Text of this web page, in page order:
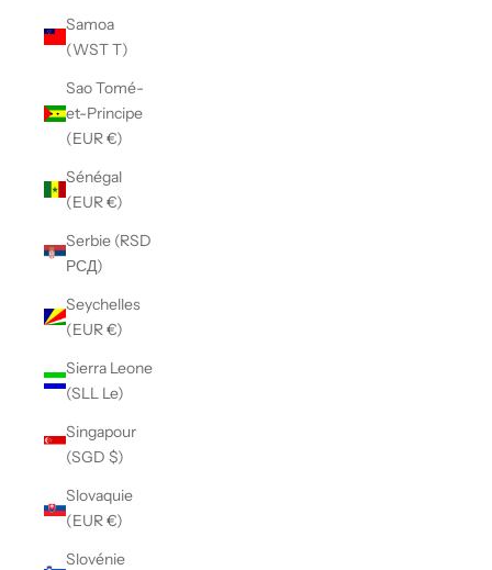
Samoa
(WST T)
Sao Tomé-
et-Principe
(EUR €)
Sénégal
(EUR €)
Serbie (RSD
РСД)
Seychelles
(EUR €)
Sierra Leone
(SLL Le)
Singapour
(SGD $)
Slovaquie
(EUR €)
Slovénie